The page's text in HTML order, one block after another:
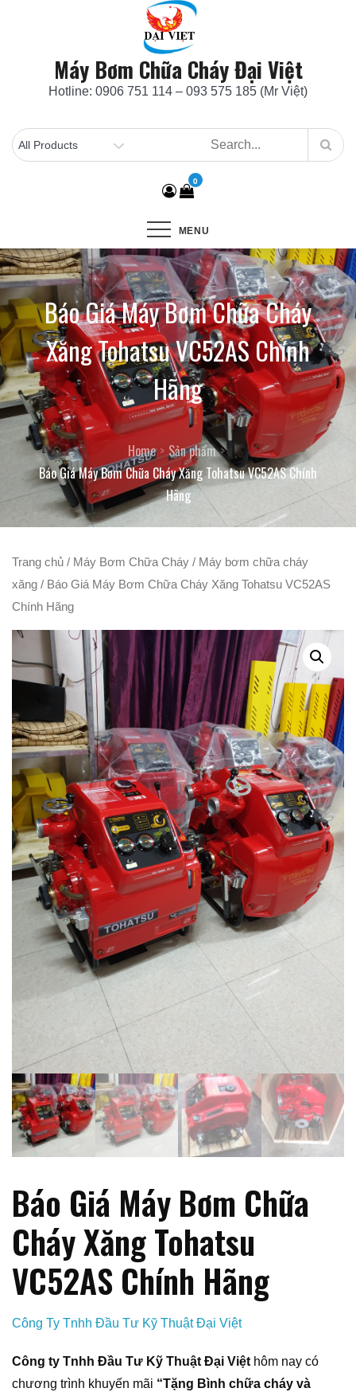
Máy Bơm Chữa Cháy Đại Việt
Hotline: 0906 751 114 – 093 575 185 (Mr Việt)
0
MENU
Báo Giá Máy Bơm Chữa Cháy
Xăng Tohatsu VC52AS Chính
Hãng
Home
Sản phẩm
Báo Giá Máy Bơm Chữa Cháy Xăng Tohatsu VC52AS Chính
Hãng
Trang chủ / Máy Bơm Chữa Cháy / Máy bơm chữa cháy
xăng / Báo Giá Máy Bơm Chữa Cháy Xăng Tohatsu VC52AS
Chính Hãng
Báo Giá Máy Bơm Chữa
Cháy Xăng Tohatsu
VC52AS Chính Hãng
Công Ty Tnhh Đầu Tư Kỹ Thuật Đại Việt
Công ty Tnhh Đầu Tư Kỹ Thuật Đại Việt hôm nay có
chương trình khuyến mãi “Tặng Bình chữa cháy và